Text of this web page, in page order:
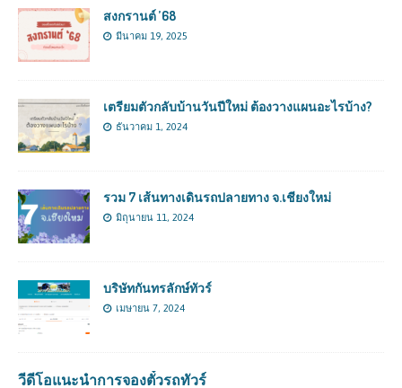
สงกรานต์ ’68
มีนาคม 19, 2025
เตรียมตัวกลับบ้านวันปีใหม่ ต้องวางแผนอะไรบ้าง?
ธันวาคม 1, 2024
รวม 7 เส้นทางเดินรถปลายทาง จ.เชียงใหม่
มิถุนายน 11, 2024
บริษัทกันทรลักษ์ทัวร์
เมษายน 7, 2024
วีดีโอแนะนำการจองตั๋วรถทัวร์